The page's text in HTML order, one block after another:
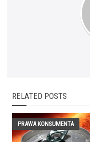
RELATED POSTS
PRAWA KONSUMENTA